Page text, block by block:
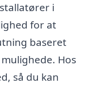
i
for at
baseret
Hos
så du kan